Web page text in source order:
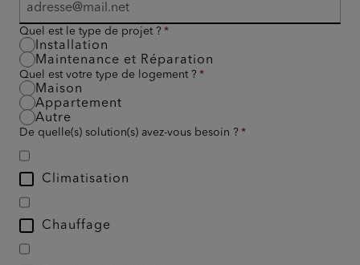
Quel est le type de projet ?
Installation
Maintenance et Réparation
Quel est votre type de logement ?
Maison
Appartement
Autre
De quelle(s) solution(s) avez-vous besoin ?
Climatisation
Chauffage